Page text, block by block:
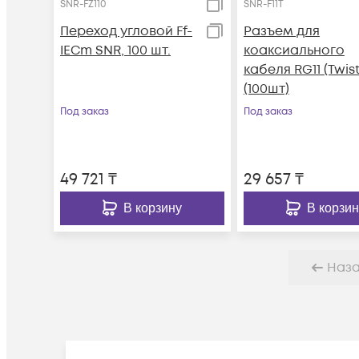
SNR-FZ110
Переход угловой Ff-
IECm SNR, 100 шт.
Под заказ
49 721 ₸
В корзину
SNR-F11T
Разъем для
коаксиального
кабеля RG11
(100шт)
Под заказ
29 657₸
В